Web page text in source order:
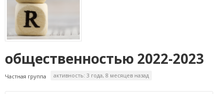
общественностью 2022-2023
Частная группа активность: 3 года, 8 месяцев назад